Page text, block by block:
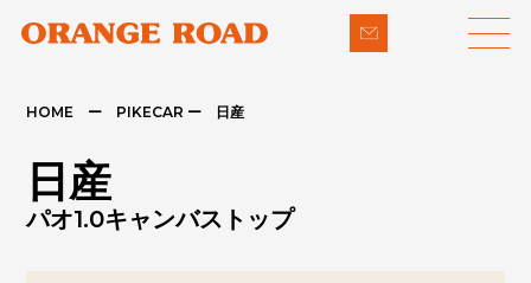
- 輸入車
HOME ー PIKECAR ー 日産
日産
パオ1.0キャンバストップ